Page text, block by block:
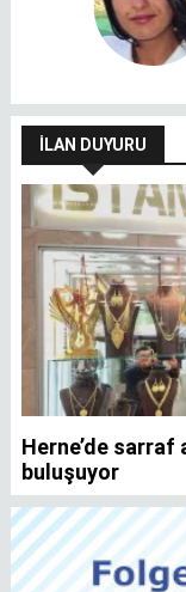
İLAN DUYURU
Herne’de sarraf
buluşuyor